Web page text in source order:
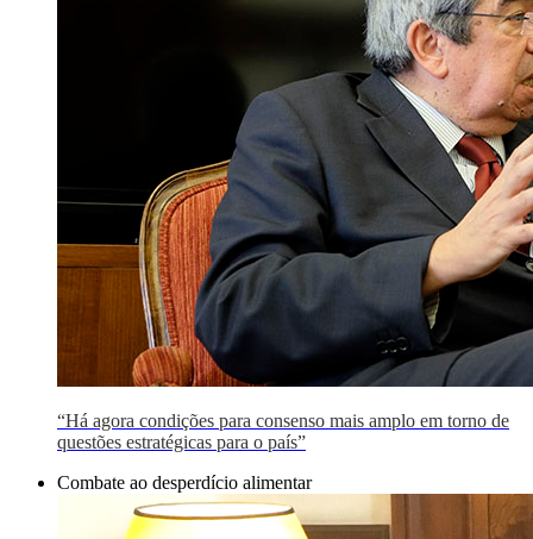
“Há agora condições para consenso mais amplo em torno de
questões estratégicas para o país”
Combate ao desperdício alimentar